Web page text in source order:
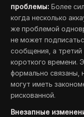
проблемы: Более
когда несколько
же проблемой
не может
сообщения, а
короткого времени.
формально связаны,
могут иметь
рискованной.
Внезапные